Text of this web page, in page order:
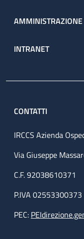
INTRANET
CONTATTI
IRCCS Azienda
Via Giuseppe
C.F. 92038610371
P.IVA 02553300373
PEC: